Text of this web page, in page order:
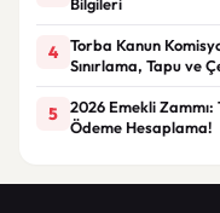
4
Torba Kanun
Sınırlama, Tapu ve
5
2026 Emekli
Ödeme Hesaplama!